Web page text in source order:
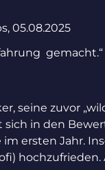
05.08.2025
gemacht.“
seine zuvor
sich in den
ersten Jahr.
hochzufrieden.